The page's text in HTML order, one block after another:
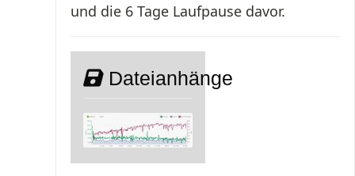
und die 6 Tage Laufpause davor.
Dateianhänge